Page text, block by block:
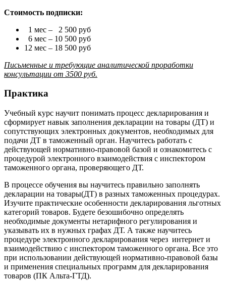
Стоимость подписки:
1 мес – 2 500 руб
6 мес – 10 500 руб
12 мес – 18 500 руб
Письменные и требующие аналитической проработки
консультации от 3500 руб.
Практика
Учебный курс научит понимать процесс декларирования и
сформирует навык заполнения декларации на товары (ДТ) и
сопутствующих электронных документов, необходимых для
подачи ДТ в таможенный орган. Научитесь работать с
действующей нормативно-правовой базой и ознакомитесь с
процедурой электронного взаимодействия с инспектором
таможенного органа, проверяющего ДТ.
В процессе обучения вы научитесь правильно заполнять
декларации на товары(ДТ) в разных таможенных процедурах.
Изучите практические особенности декларирования льготных
категорий товаров. Будете безошибочно определять
необходимые документы нетарифного регулирования и
указывать их в нужных графах ДТ. А также научитесь
процедуре электронного декларирования через интернет и
взаимодействию с инспектором таможенного органа. Все это
при использовании действующей нормативно-правовой базы
и применения специальных программ для декларирования
товаров (ПК Альта-ГТД).